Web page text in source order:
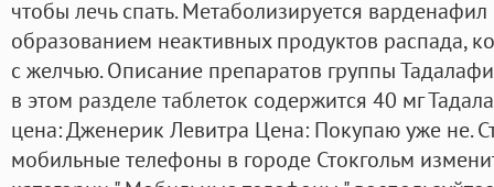
чтобы лечь спать. Метаболизируется
образованием неактивных продуктов распада,
с желчью. Описание препаратов группы
в этом разделе таблеток содержится 40 мг
цена: Дженерик Левитра Цена: Покупаю уже не.
мобильные телефоны в городе Стокгольм